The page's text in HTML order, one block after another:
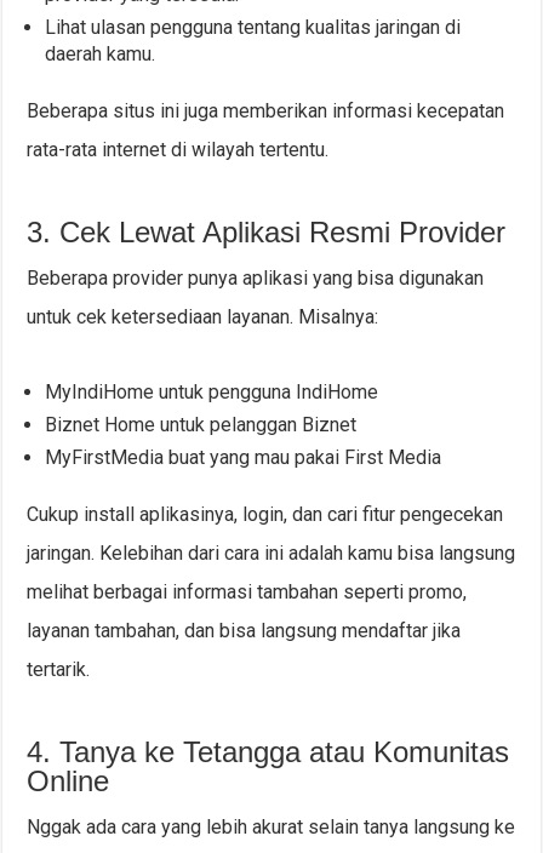
Lihat ulasan pengguna tentang kualitas jaringan di
daerah kamu.
Beberapa situs ini juga memberikan informasi kecepatan
rata-rata internet di wilayah tertentu.
3. Cek Lewat Aplikasi Resmi Provider
Beberapa provider punya aplikasi yang bisa digunakan
untuk cek ketersediaan layanan. Misalnya:
MyIndiHome untuk pengguna IndiHome
Biznet Home untuk pelanggan Biznet
MyFirstMedia buat yang mau pakai First Media
Cukup install aplikasinya, login, dan cari fitur pengecekan
jaringan. Kelebihan dari cara ini adalah kamu bisa langsung
melihat berbagai informasi tambahan seperti promo,
layanan tambahan, dan bisa langsung mendaftar jika
tertarik.
4. Tanya ke Tetangga atau Komunitas
Online
Nggak ada cara yang lebih akurat selain tanya langsung ke